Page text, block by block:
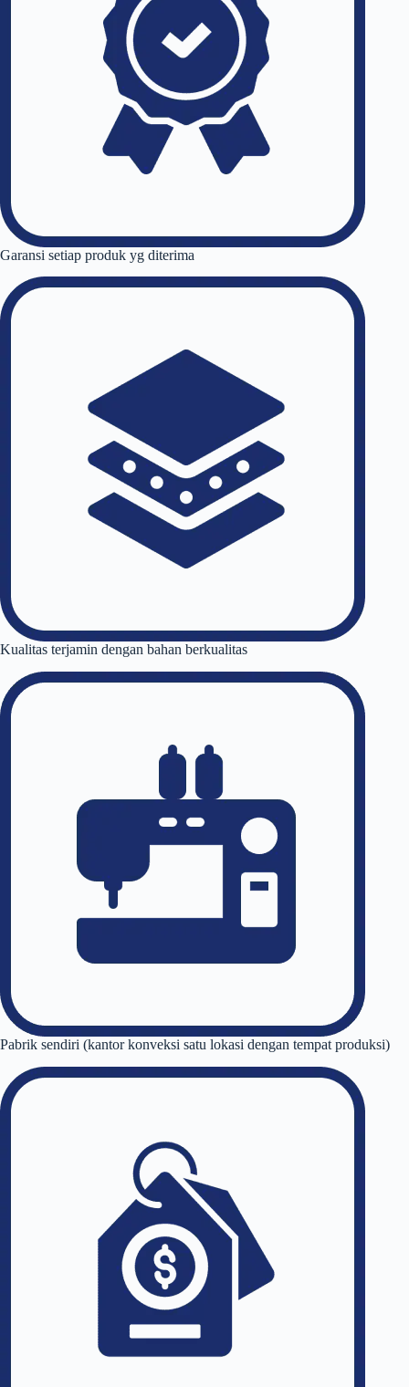
Garansi setiap produk yg diterima
Kualitas terjamin dengan bahan berkualitas
Pabrik sendiri (kantor konveksi satu lokasi dengan tempat produksi)